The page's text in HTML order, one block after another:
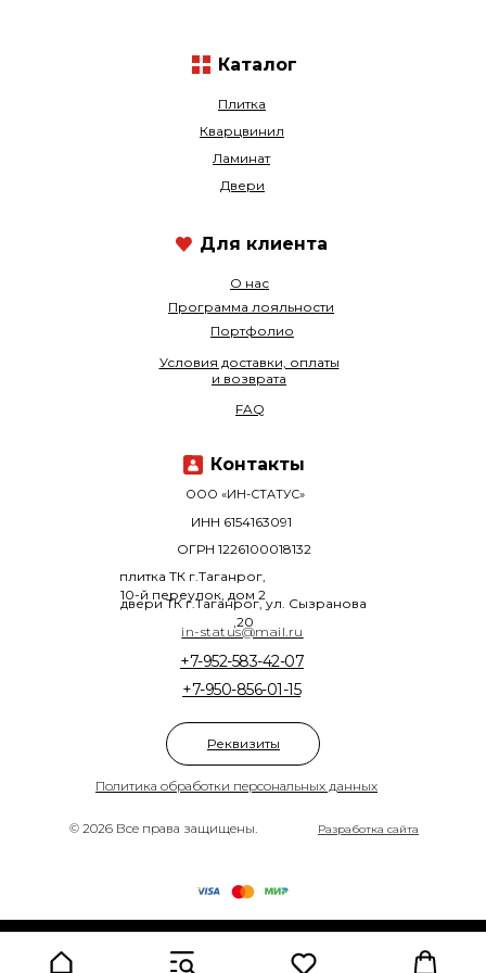
© 2026 Все права защищены.
Политика обработки персональных данных
Плитка
Кварцвинил
+7-950-856-01-15
+7-952-583-42-07
О нас
Ламинат
Программа лояльности
Двери
Портфолио
ООО «ИН-СТАТУС»
плитка ТК г.Таганрог,
10-й переулок, дом 2
двери ТК г.Таганрог, ул. Сызранова
,20
ОГРН 1226100018132
ИНН 6154163091
Разработка сайта
Условия доставки, оплаты
и возврата
FAQ
Каталог
in-status@mail.ru
Контакты
Для клиента
Реквизиты
Made on Tilda